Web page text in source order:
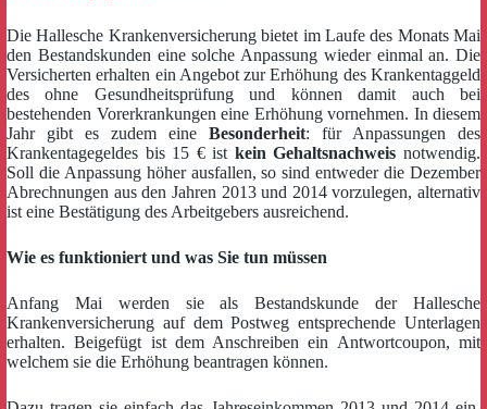
Die Hallesche Krankenversicherung bietet im Laufe des Monats Mai
den Bestandskunden eine solche Anpassung wieder einmal an. Die
Versicherten erhalten ein Angebot zur Erhöhung des Krankentaggeld
des ohne Gesundheitsprüfung und können damit auch bei
bestehenden Vorerkrankungen eine Erhöhung vornehmen. In diesem
Jahr gibt es zudem eine Besonderheit: für Anpassungen des
Krankentagegeldes bis 15 € ist kein Gehaltsnachweis notwendig.
Soll die Anpassung höher ausfallen, so sind entweder die Dezember
Abrechnungen aus den Jahren 2013 und 2014 vorzulegen, alternativ
ist eine Bestätigung des Arbeitgebers ausreichend.
Wie es funktioniert und was Sie tun müssen
Anfang Mai werden sie als Bestandskunde der Hallesche
Krankenversicherung auf dem Postweg entsprechende Unterlagen
erhalten. Beigefügt ist dem Anschreiben ein Antwortcoupon, mit
welchem sie die Erhöhung beantragen können.